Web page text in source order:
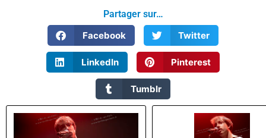
Partager sur…
Facebook
Twitter
LinkedIn Pinterest
Tumblr